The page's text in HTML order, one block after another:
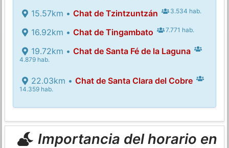
15.57km • Chat de Tzintzuntzán 3.534 hab.
16.92km • Chat de Tingambato 7.771 hab.
19.72km • Chat de Santa Fé de la Laguna
4.879 hab.
22.03km • Chat de Santa Clara del Cobre
14.359 hab.
Importancia del horario en